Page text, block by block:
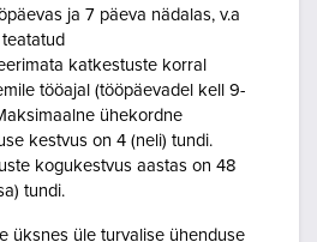
ja 7 päeva nädalas, v.a
katkestuste korral
tööajal (tööpäevadel kell 9-
ühekordne
kestvus on 4 (neli) tundi.
kogukestvus aastas on 48
tundi.
üksnes üle turvalise ühenduse